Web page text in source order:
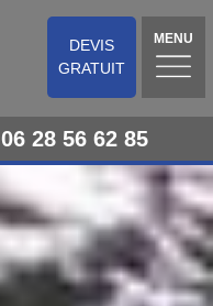
DEVIS
GRATUIT
MENU
06 28 56 62 85